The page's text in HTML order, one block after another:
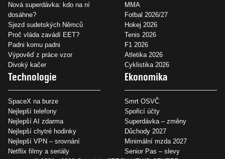
Nová superdávka: kdo na ní
dosáhne?
Sjezd sudetských Němců
Proč vláda zavádí EET?
Padni komu padni
Výpověď z práce vzor
Divoký kačer
MMA
Fotbal 2026/27
Hokej 2026
Tenis 2026
F1 2026
Atletika 2026
Cyklistika 2026
Technologie
SpaceX na burze
Nejlepší telefony
Nejlepší AI zdarma
Nejlepší chytré hodinky
Nejlepší VPN – srovnání
Netflix filmy a seriály
Ekonomika
Smrt OSVČ
Spořicí účty
Superdávka – změny
Důchody 2027
Minimální mzda 2027
Senior Pas – slevy